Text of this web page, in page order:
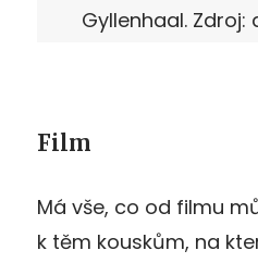
Gyllenhaal.
Film
Má vše, co od filmu
k těm kouskům, na